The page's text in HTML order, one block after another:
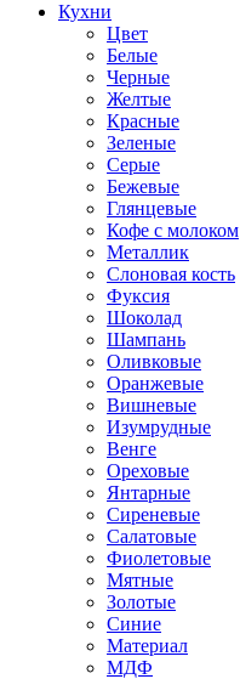
Кухни
Цвет
Белые
Черные
Желтые
Красные
Зеленые
Серые
Бежевые
Глянцевые
Кофе с молоком
Металлик
Слоновая кость
Фуксия
Шоколад
Шампань
Оливковые
Оранжевые
Вишневые
Изумрудные
Венге
Ореховые
Янтарные
Сиреневые
Салатовые
Фиолетовые
Мятные
Золотые
Синие
Материал
МДФ